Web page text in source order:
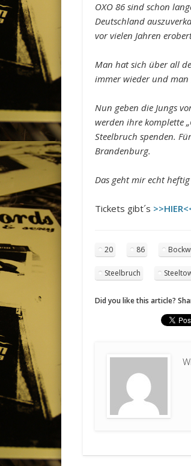
OXO 86 sind schon
Deutschland
vor vielen Jahren
Man hat sich über all
immer wieder und man
Nun geben die Jungs
werden ihre komplette
Steelbruch spenden.
Brandenburg.
Das geht mir echt
Tickets gibt´s
20 86
Steelbruch
Did you like this article?